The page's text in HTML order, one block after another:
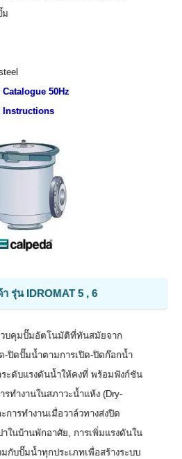
ม
Catalogue 50Hz
รุ่น IDROMAT 5 , 6
วบคุมปั๊มอัตโนมัติที่ทันสมัยจาก
ด-ปิดปั๊มน้ำตามการเปิด-ปิดก๊อกน้ำ
ะดับแรงดันน้ำให้คงที่ พร้อมฟังก์ชัน
ทำงานในสภาวะน้ำแห้ง (Dry-
การทำงานเมื่อวาล์วทางส่งปิด
าในบ้านพักอาศัย, การเพิ่มแรงดันใน
กับปั๊มน้ำทุกประเภทเพื่อสร้างระบบ